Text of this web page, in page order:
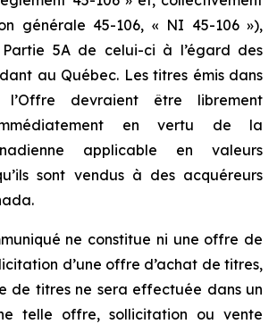
générale 45-106, « NI 45-106 »),
5A de celui-ci à l’égard des
au Québec. Les titres émis dans
devraient être librement
en vertu de la
applicable en valeurs
sont vendus à des acquéreurs
ne constitue ni une offre de
d’une offre d’achat de titres,
de titres ne sera effectuée dans un
telle offre, sollicitation ou vente